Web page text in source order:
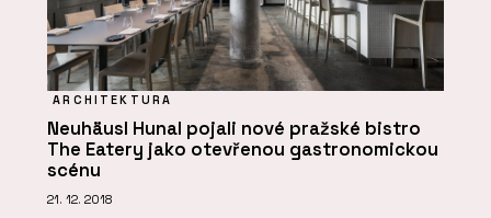
ARCHITEKTURA
Neuhäusl Hunal pojali nové pražské bistro
The Eatery jako otevřenou gastronomickou
scénu
21. 12. 2018